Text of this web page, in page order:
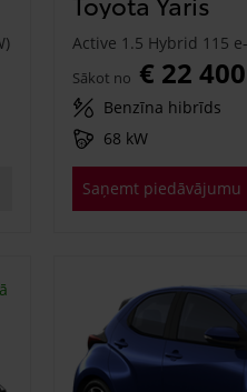
Sākot no € 22 400
Benzīna hibrīds
68 kW
Saņemt piedāvājumu